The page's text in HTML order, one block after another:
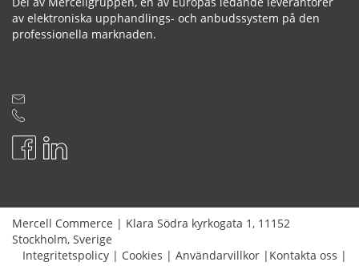
av elektroniska upphandlings- och anbudssystem på den
professionella marknaden.
Mercell Commerce | Klara Södra kyrkogata 1, 11152
Stockholm, Sverige
Integritetspolicy | Cookies | Användarvillkor | Kontakta oss |